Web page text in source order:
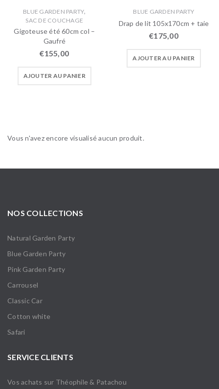
BLUE GARDEN PARTY,
SAC DE COUCHAGE
Gigoteuse été 60cm col –
Gaufré
€155,00
AJOUTER AU PANIER
BLUE GARDEN PARTY
Drap de lit 105x170cm + taie
€175,00
AJOUTER AU PANIER
Vous n'avez encore visualisé aucun produit.
NOS COLLECTIONS
Natural Garden Party
Blue Garden Party
Pink Garden Party
Carrousel
Classic Car
Cotton white
Safari
SERVICE CLIENTS
Vos achats sur Théophile & Patachou